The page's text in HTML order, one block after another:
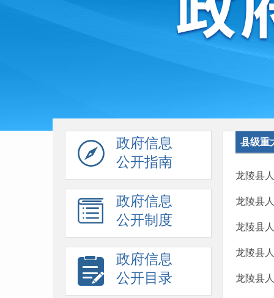
政府信息
公开指南
政府信息
公开制度
政府信息
公开目录
县级重
龙陵县
龙陵县
龙陵县
龙陵县
龙陵县